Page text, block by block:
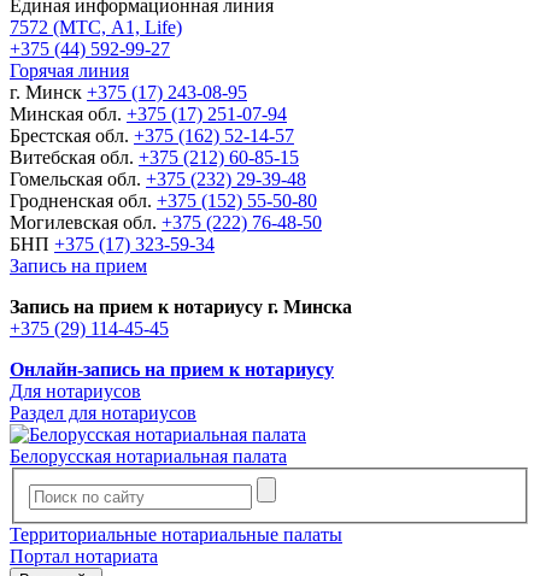
Единая информационная линия
7572 (МТС, A1, Life)
+375 (44) 592-99-27
Горячая линия
г. Минск +375 (17) 243-08-95
Минская обл. +375 (17) 251-07-94
Брестская обл. +375 (162) 52-14-57
Витебская обл. +375 (212) 60-85-15
Гомельская обл. +375 (232) 29-39-48
Гродненская обл. +375 (152) 55-50-80
Могилевская обл. +375 (222) 76-48-50
БНП +375 (17) 323-59-34
Запись на прием
Запись на прием к нотариусу г. Минска
+375 (29) 114-45-45
Онлайн-запись на прием к нотариусу
Для нотариусов
Раздел для нотариусов
Белорусская нотариальная палата
Территориальные нотариальные палаты
Портал нотариата